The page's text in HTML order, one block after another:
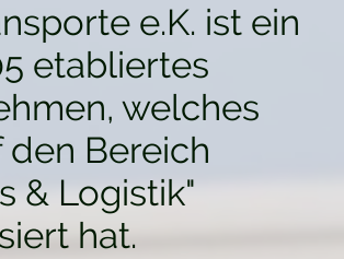
e.K. ist ein
etabliertes
welches
den Bereich
& Logistik"
hat.